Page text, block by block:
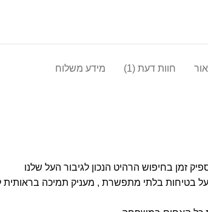
חוות דעת (1) מידע משלוח
זמן בחיפוש הרהיט הנכון לגיבור העל שלנו
בטיחות בלתי מתפשרת , מעניק תמיכה בראותית